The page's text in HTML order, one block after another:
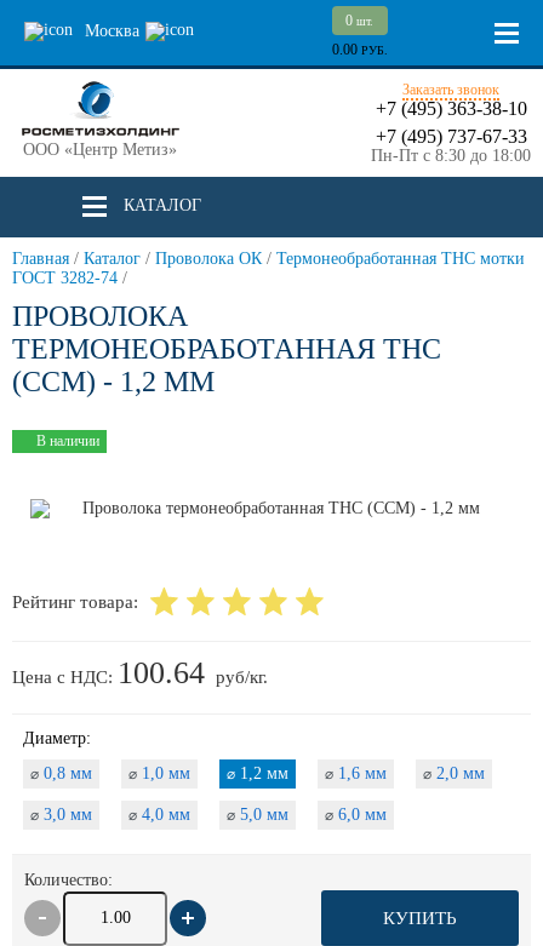
Москва
0 шт.
0.00 РУБ.
ООО «Центр Метиз»
Заказать звонок
+7 (495) 363-38-10
+7 (495) 737-67-33
Пн-Пт с 8:30 до 18:00
КАТАЛОГ
Главная / Каталог / Проволока ОК / Термонеобработанная ТНС мотки
ГОСТ 3282-74 /
ПРОВОЛОКА
ТЕРМОНЕОБРАБОТАННАЯ ТНС
(ССМ) - 1,2 ММ
В наличии
Рейтинг товара:
Цена с НДС: 100.64 руб/кг.
Диаметр:
⌀ 0,8 мм ⌀ 1,0 мм ⌀ 1,2 мм ⌀ 1,6 мм ⌀ 2,0 мм
⌀ 3,0 мм ⌀ 4,0 мм ⌀ 5,0 мм ⌀ 6,0 мм
Количество:
КУПИТЬ